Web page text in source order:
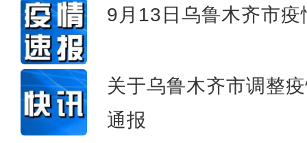
9月13日乌鲁木齐市
关于乌鲁木齐市调整
通报